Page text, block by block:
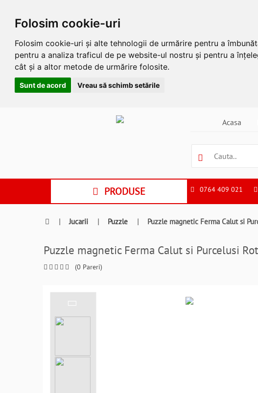
Folosim cookie-uri
Folosim cookie-uri și alte tehnologii de urmărire pentru a
pentru a analiza traficul de pe website-ul nostru și pentru a
cât și a altor metode de urmărire folosite.
Sunt de acord Vreau să schimb setările
a
Acasa
PRODUSE 0764 409 021
| Jucarii | Puzzle | Puzzle magnetic Ferma Calut si
Puzzle magnetic Ferma Calut si Purcelusi
(0 Pareri)